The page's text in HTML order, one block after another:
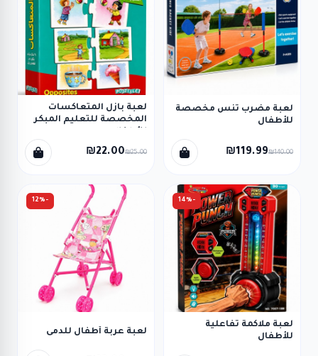
لعبة مضرب تنس مخصصة
للأطفال
₪119.99₪140.00
لعبة بازل المتعاكسات
المخصصة للتعليم المبكر
₪22.00₪25.00
-14%
لعبة ملاكمة تفاعلية
للأطفال
-12%
لعبة عربة أطفال للدمى